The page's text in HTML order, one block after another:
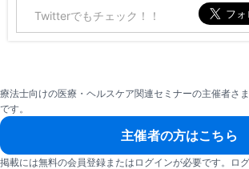
Twitterでもチェック！！
療法士向けの医療・ヘルスケア関連セミナーの主催者さ
です。
主催者の方はこちら
掲載には無料の会員登録またはログインが必要です。ロ